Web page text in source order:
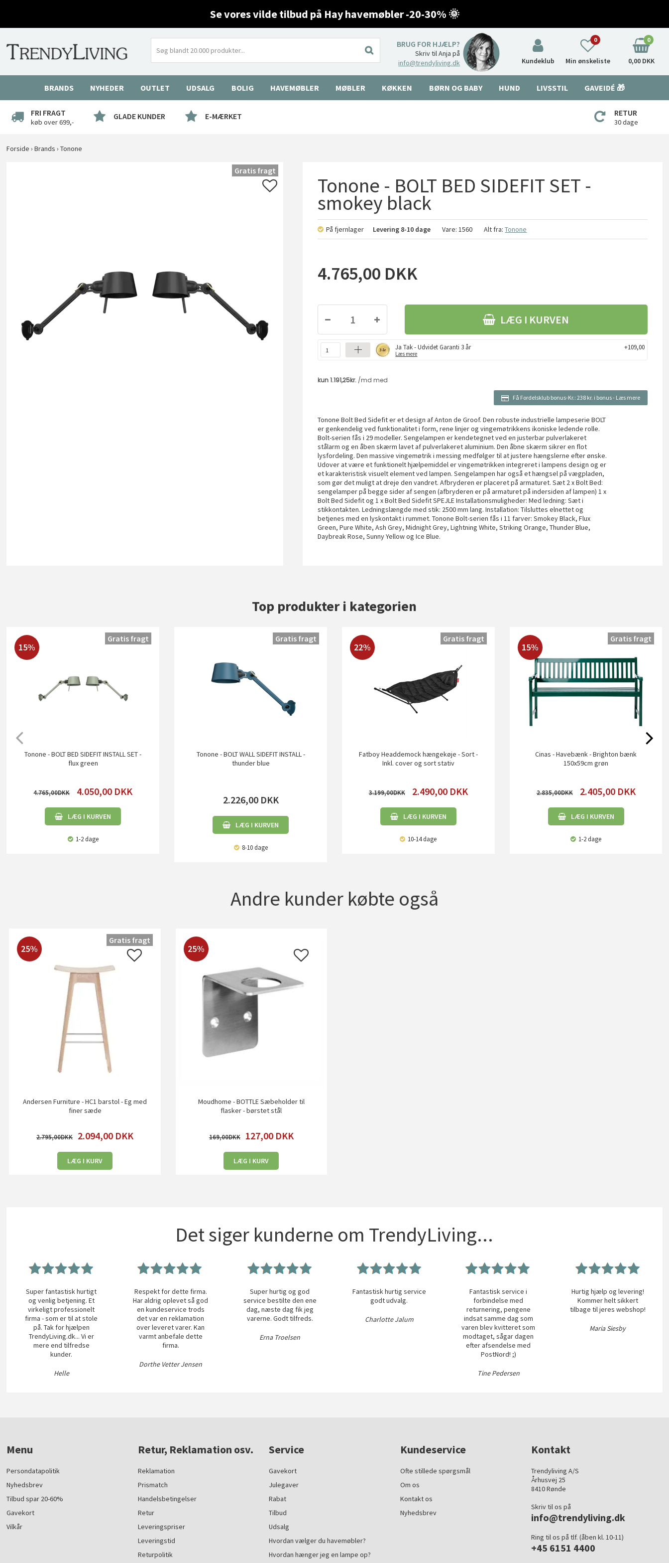
Se vores vilde tilbud på Hay havemøbler -20-30% 🌞
BRUG FOR HJÆLP?
Skriv til Anja på
info@trendyliving.dk
Kundeklub Min ønskeliste
0 0
0,00 DKK
BRANDS NYHEDER OUTLET UDSALG BOLIG HAVEMØBLER MØBLER KØKKEN BØRN OG BABY HUND LIVSSTIL GAVEIDÉ 🎁
FRI FRAGT
køb over 699,-
GLADE KUNDER E-MÆRKET RETUR
30 dage
Forside ›Brands ›Tonone
Gratis fragt
Tonone - BOLT BED SIDEFIT SET -
smokey black
På fjernlager Levering 8-10 dage Vare:1560 Alt fra:Tonone
4.765,00 DKK
LÆG I KURVEN
Ja Tak - Udvidet Garanti 3 år
Læs mere
+109,00
Få Fordelsklub bonus-Kr.: 238 kr. i bonus- Læs mere
Tonone Bolt Bed Sidefit er et design af Anton de Groof. Den robuste industrielle lampeserie BOLT
er genkendelig ved funktionalitet i form, rene linjer og vingemøtrikkens ikoniske ledende rolle.
Bolt-serien fås i 29 modeller. Sengelampen er kendetegnet ved en justerbar pulverlakeret
stålarm og en åben skærm lavet af pulverlakeret aluminium. Den åbne skærm sikrer en flot
lysfordeling. Den massive vingemøtrik i messing medfølger til at justere hængslerne efter ønske.
Udover at være et funktionelt hjælpemiddel er vingemøtrikken integreret i lampens design og er
et karakteristisk visuelt element ved lampen. Sengelampen har også et hængsel på vægpladen,
som gør det muligt at dreje den vandret. Afbryderen er placeret på armaturet. Sæt 2 x Bolt Bed:
sengelamper på begge sider af sengen (afbryderen er på armaturet på indersiden af ​​lampen) 1 x
Bolt Bed Sidefit og 1 x Bolt Bed Sidefit SPEJLE Installationsmuligheder: Med ledning: Sæt i
stikkontakten. Ledningslængde med stik: 2500 mm lang. Installation: Tilsluttes elnettet og
betjenes med en lyskontakt i rummet. Tonone Bolt-serien fås i 11 farver: Smokey Black, Flux
Green, Pure White, Ash Grey, Midnight Grey, Lightning White, Striking Orange, Thunder Blue,
Daybreak Rose, Sunny Yellow og Ice Blue.
Top produkter i kategorien
15%
Tonone - BOLT BED SIDEFIT INSTALL SET -
flux green
4.765,00 4.050,00 DKK
LÆG I KURVEN
1-2 dage
Gratis fragt
Tonone - BOLT WALL SIDEFIT INSTALL -
thunder blue
2.226,00 DKK
LÆG I KURVEN
8-10 dage
Gratis fragt
22%
Fatboy Headdemock hængekøje - Sort -
Inkl. cover og sort stativ
3.199,00 2.490,00 DKK
LÆG I KURVEN
10-14 dage
Gratis fragt
15%
Cinas - Havebænk - Brighton bænk
150x59cm grøn
2.835,00 2.405,00 DKK
LÆG I KURVEN
1-2 dage
Gratis fragt
Andre kunder købte også
25%
Andersen Furniture - HC1 barstol - Eg med
finer sæde
2.795,00 2.094,00 DKK
LÆG I KURV
Gratis fragt
25%
Moudhome - BOTTLE Sæbeholder til
flasker - børstet stål
169,00 127,00 DKK
LÆG I KURV
Det siger kunderne om TrendyLiving...
Super fantastisk hurtigt
og venlig betjening. Et
virkeligt professionelt
firma - som er til at stole
på. Tak for hjælpen
TrendyLiving.dk... Vi er
mere end tilfredse
kunder.
Helle
Respekt for dette firma.
Har aldrig oplevet så god
en kundeservice trods
det var en reklamation
over leveret varer. Kan
varmt anbefale dette
firma.
Dorthe Vetter Jensen
Super hurtig og god
service bestilte den ene
dag, næste dag fik jeg
varerne. Godt tilfreds.
Erna Troelsen
Fantastisk hurtig service
godt udvalg.
Charlotte Jalum
Fantastisk service i
forbindelse med
returnering, pengene
indsat samme dag som
varen blev kvitteret som
modtaget, sågar dagen
efter afsendelse med
PostNord! ;)
Tine Pedersen
Hurtig hjælp og levering!
Kommer helt sikkert
tilbage til jeres webshop!
Maria Siesby
Menu
Persondatapolitik
Nyhedsbrev
Tilbud spar 20-60%
Gavekort
Vilkår
Retur, Reklamation osv.
Reklamation
Prismatch
Handelsbetingelser
Retur
Leveringspriser
Leveringstid
Returpolitik
Service
Gavekort
Julegaver
Rabat
Tilbud
Udsalg
Hvordan vælger du havemøbler?
Hvordan hænger jeg en lampe op?
Kundeservice
Ofte stillede spørgsmål
Om os
Kontakt os
Nyhedsbrev
Kontakt
Trendyliving A/S
Århusvej 25
8410 Rønde
Skriv til os på
info@trendyliving.dk
Ring til os på tlf. (åben kl. 10-11)
+45 6151 4400